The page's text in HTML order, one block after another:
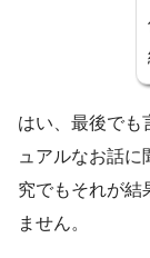
はい、最後でも
ュアルなお話
究でもそれが結
ません。